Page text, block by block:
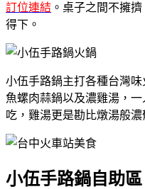
訂位連結 。桌子之間不擁
得下。
小伍手路鍋主打各種台灣
魚螺肉蒜鍋以及濃雞湯，
吃，雞湯更是勘比燉湯般濃
小伍手路鍋自助區